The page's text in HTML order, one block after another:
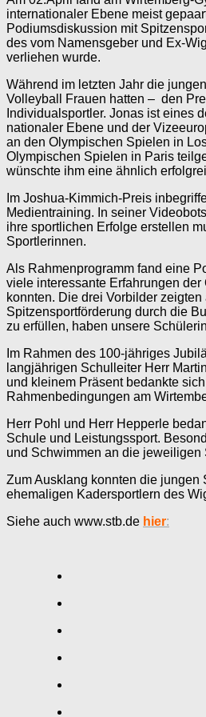
internationaler Ebene meist
Podiumsdiskussion mit
des vom Namensgeber und Ex-
verliehen wurde.
Während im letzten Jahr die
Volleyball Frauen hatten – den
Individualsportler. Jonas ist eines
nationaler Ebene und der
an den Olympischen Spielen in
Olympischen Spielen in Paris
wünschte ihm eine ähnlich
Im Joshua-Kimmich-Preis
Medientraining. In seiner
ihre sportlichen Erfolge erstellen
Sportlerinnen.
Als Rahmenprogramm fand eine
viele interessante Erfahrungen
konnten. Die drei Vorbilder
Spitzensportförderung durch die
zu erfüllen, haben unsere
Im Rahmen des 100-jähriges
langjährigen Schulleiter Herr
und kleinem Präsent bedankte
Rahmenbedingungen am
Herr Pohl und Herr Hepperle
Schule und Leistungssport.
und Schwimmen an die
Zum Ausklang konnten die jungen
ehemaligen Kadersportlern des
Siehe auch www.stb.de hier: